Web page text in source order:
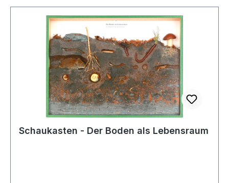
Schaukasten - Der Boden als Lebensraum